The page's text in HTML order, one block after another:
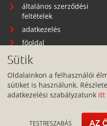
általános szerződési
feltételek
adatkezelés
főoldal
Telephely: 1134
info@pitbullcase.hu
Sütik
Oldalainkon a felhasználói
sütiket is használunk.
adatkezelési szabályzatunk itt
TESTRESZABÁS AZ